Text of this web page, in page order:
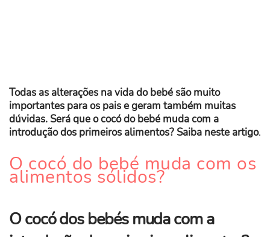
Todas as alterações na vida do bebé são muito
importantes para os pais e geram também muitas
dúvidas. Será que o cocó do bebé muda com a
introdução dos primeiros alimentos? Saiba neste artigo.
O cocó do bebé muda com os
alimentos sólidos?
O cocó dos bebés muda com a